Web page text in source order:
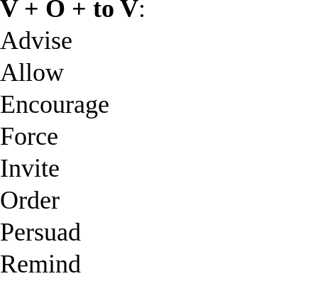
V + O + to V:
Advise
Allow
Encourage
Force
Invite
Order
Persuad
Remind